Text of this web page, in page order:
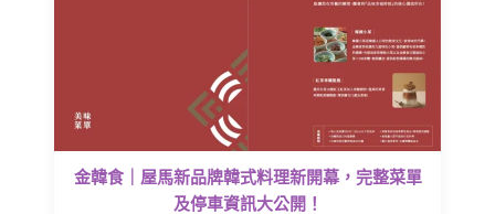
金韓食｜屋馬新品牌韓式料理新開幕，完整菜單
及停車資訊大公開！